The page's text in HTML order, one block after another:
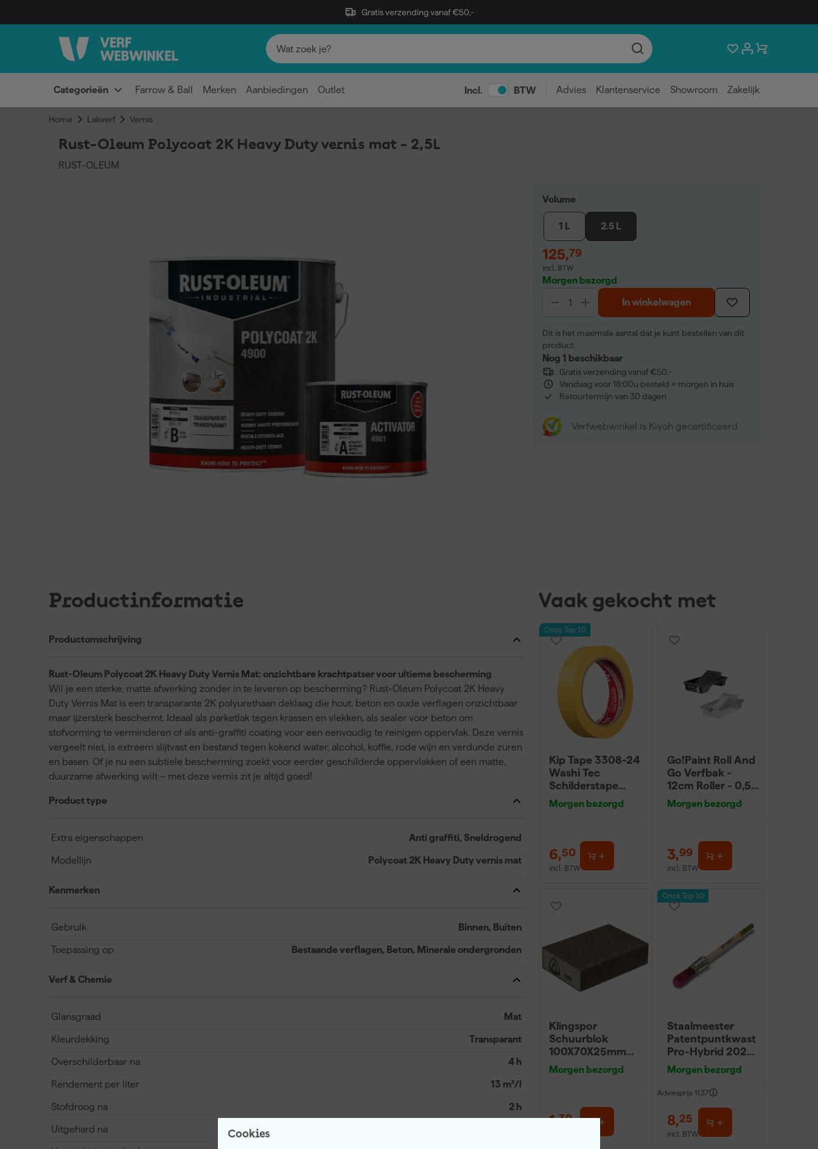
Gratis verzending vanaf €50,-
Categorieën Farrow & Ball Merken Aanbiedingen Outlet Incl. BTW Advies Klantenservice Showroom Zakelijk
Home Lakverf Vernis
Cookies
Rust-Oleum Polycoat 2K Heavy Duty vernis mat - 2,5L
RUST-OLEUM
Volume
1 L 2.5 L
125,79
incl. BTW
Morgen bezorgd
In winkelwagen
Dit is het maximale aantal dat je kunt bestellen van dit
product.
Nog 1 beschikbaar
Gratis verzending vanaf €50,-
Vandaag voor 18:00u besteld = morgen in huis
Retourtermijn van 30 dagen
Verfwebwinkel is Kiyoh gecertificeerd
Productinformatie
Productomschrijving
Rust-Oleum Polycoat 2K Heavy Duty Vernis Mat: onzichtbare krachtpatser voor ultieme bescherming
Wil je een sterke, matte afwerking zonder in te leveren op bescherming? Rust-Oleum Polycoat 2K Heavy
Duty Vernis Mat is een transparante 2K polyurethaan deklaag die hout, beton en oude verflagen onzichtbaar
maar ijzersterk beschermt. Ideaal als parketlak tegen krassen en vlekken, als sealer voor beton om
stofvorming te verminderen of als anti-graffiti coating voor een eenvoudig te reinigen oppervlak. Deze vernis
vergeelt niet, is extreem slijtvast en bestand tegen kokend water, alcohol, koffie, rode wijn en verdunde zuren
en basen. Of je nu een subtiele bescherming zoekt voor eerder geschilderde oppervlakken of een matte,
duurzame afwerking wilt – met deze vernis zit je altijd goed!
Product type
Extra eigenschappen Anti graffiti, Sneldrogend
Modellijn Polycoat 2K Heavy Duty vernis mat
Kenmerken
Gebruik Binnen, Buiten
Toepassing op Bestaande verflagen, Beton, Minerale ondergronden
Verf & Chemie
Glansgraad Mat
Kleurdekking Transparant
Overschilderbaar na 4 h
Rendement per liter 13 m²/l
Stofdroog na 2 h
Uitgehard na
Vaak gekocht met
Onze Top 10
Kip Tape 3308-24
Washi Tec
Schilderstape
Gold - 24mm x
50m
Morgen bezorgd
6,50
incl. BTW
Go!Paint Roll And
Go Verfbak -
12cm Roller - 0,5L
+ 5 Inzetbakken
Morgen bezorgd
3,99
incl. BTW
Klingspor
Schuurblok
100X70X25mm
Sk 500 P220
Morgen bezorgd
1,39
Onze Top 10
Staalmeester
Patentpuntkwast
Pro-Hybrid 2020
- 10 (2cm)
Morgen bezorgd
Adviesprijs 11,37
8,25
incl. BTW